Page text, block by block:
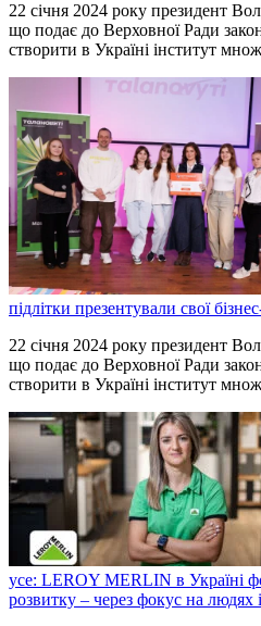
22 січня 2024 року президент
що подає до Верховної Ради
створити в Україні інститут
підлітки презентували свої
22 січня 2024 року президент
що подає до Верховної Ради
створити в Україні інститут
усе: LEROY MERLIN в Україні
розвитку – через фокус на людях і